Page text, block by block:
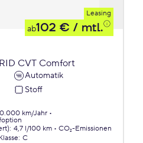
Leasing
ab102 € / mtl.
CVT Comfort
Automatik
Stoff
km/Jahr
: 4,7 l/100 km
CO₂-Emissionen
: C